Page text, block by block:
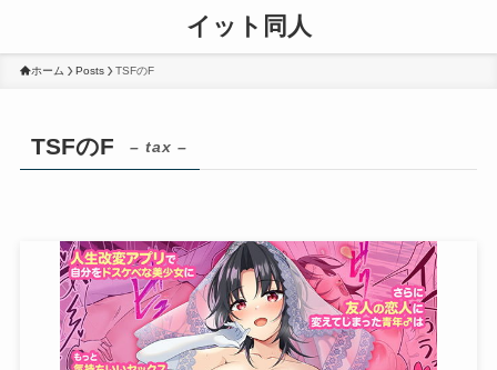
イット同人
ホーム Posts TSFのF
TSFのF – tax –